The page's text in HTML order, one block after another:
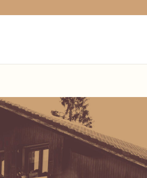
deprecated, call
index.php(1) : eval()'d code